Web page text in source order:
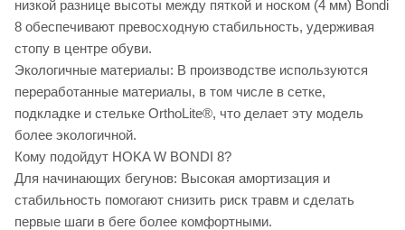
низкой разнице высоты между пяткой и носком (4 мм) Bondi
8 обеспечивают превосходную стабильность, удерживая
стопу в центре обуви.
Экологичные материалы: В производстве используются
переработанные материалы, в том числе в сетке,
подкладке и стельке OrthoLite®, что делает эту модель
более экологичной.
Кому подойдут HOKA W BONDI 8?
Для начинающих бегунов: Высокая амортизация и
стабильность помогают снизить риск травм и сделать
первые шаги в беге более комфортными.